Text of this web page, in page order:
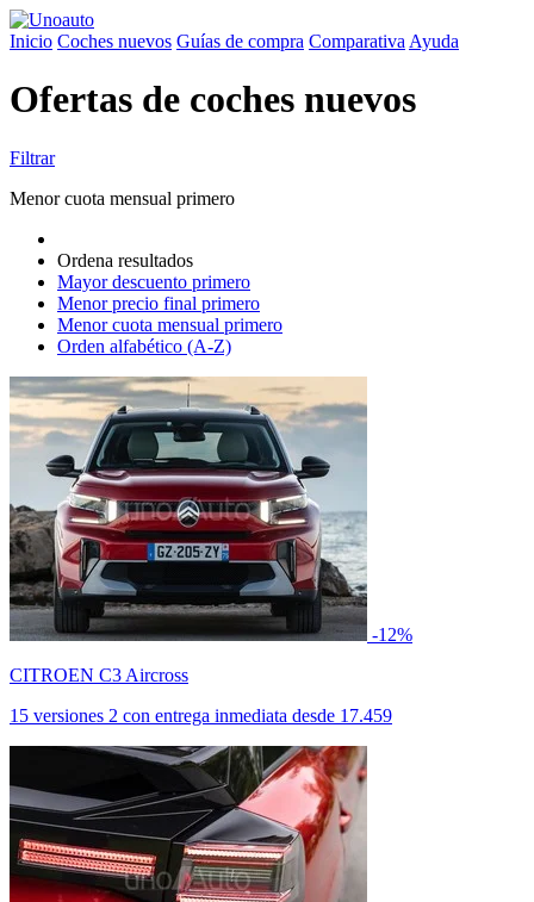
Inicio Coches nuevos Guías de compra Comparativa Ayuda
Ofertas de coches nuevos
Filtrar
Menor cuota mensual primero
Ordena resultados
Mayor descuento primero
Menor precio final primero
Menor cuota mensual primero
Orden alfabético (A-Z)
-12%
CITROEN C3 Aircross
15 versiones 2 con entrega inmediata desde 17.459